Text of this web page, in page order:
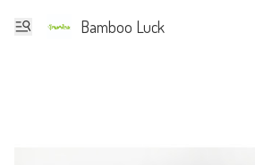
Bamboo Luck